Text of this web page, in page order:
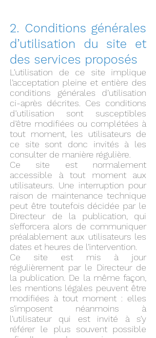
2. Conditions générales
d’utilisation du site et
des services proposés
L’utilisation de ce site implique
l’acceptation pleine et entière des
conditions générales d’utilisation
ci-après décrites. Ces conditions
d’utilisation sont susceptibles
d’être modifiées ou complétées à
tout moment, les utilisateurs de
ce site sont donc invités à les
consulter de manière régulière.
Ce site est normalement
accessible à tout moment aux
utilisateurs. Une interruption pour
raison de maintenance technique
peut être toutefois décidée par le
Directeur de la publication, qui
s’efforcera alors de communiquer
préalablement aux utilisateurs les
dates et heures de l’intervention.
Ce site est mis à jour
régulièrement par le Directeur de
la publication. De la même façon,
les mentions légales peuvent être
modifiées à tout moment : elles
s’imposent néanmoins à
l’utilisateur qui est invité à s’y
référer le plus souvent possible